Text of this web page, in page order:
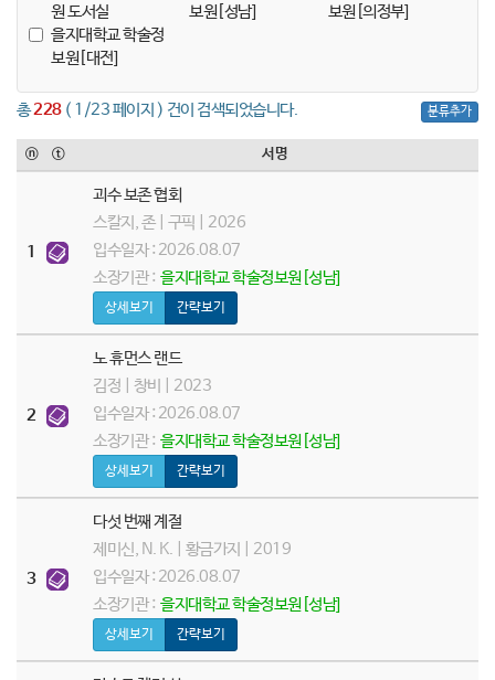
원 도서실
보원[성남]
보원[의정부]
을지대학교 학술정
보원[대전]
총228( 1/23 페이지 ) 건이 검색되었습니다. 분류추가
ⓝ ⓣ 서명
1
괴수 보존 협회
스칼지, 존 | 구픽 | 2026
입수일자 : 2026.08.07
소장기관 : 을지대학교 학술정보원[성남]
상세보기 간략보기
2
노 휴먼스 랜드
김정 | 창비 | 2023
입수일자 : 2026.08.07
소장기관 : 을지대학교 학술정보원[성남]
상세보기 간략보기
3
다섯 번째 계절
제미신, N. K. | 황금가지 | 2019
입수일자 : 2026.08.07
소장기관 : 을지대학교 학술정보원[성남]
상세보기 간략보기